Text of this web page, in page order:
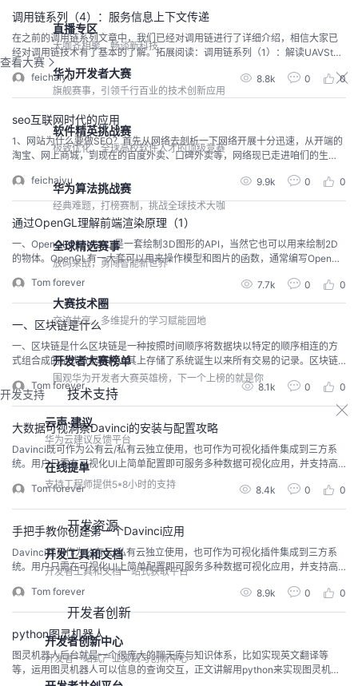
直播专区
大咖齐相聚，畅谈新科技
查看大赛
华为开发者大赛
旗舰赛事，引领千行百业的技术创新应用
软件精英挑战赛
极致优化，全球高校软件人才的顶级竞赛
华为算法挑战赛
经典难题，打榜赛制，挑战全球技术大咖
全球精选赛事
放码来战，勇闯智能新世界
大赛技术圈
交流共享、多维提升的学习赋能园地
开发者大赛榜单
围观华为开发者大赛英雄榜，下一个上榜的就是你
开发支持 技术支持
云声·建议
华为云建议反馈平台
在线提单
支持工程师提供5*8小时的支持
开发资源
开发工具和文档
开发者工具和文档一站式获取平台
开发者创新
开发者创新中心
开发者一站式产业实践与创新中心
调用链系列（4）：服务信息上下文传递
在之前的调用链系列文章中，我们已经对调用链进行了详细介绍，相信大家已
经对调用链技术有了基本的了解。拓展阅读：调用链系列（1）：解读UAVStac
k中的贪吃蛇调用链系列（2）：轻调用链实现调用链系列（3）：如何从零开始
捕获body和header其实，在调用链的绘制过程中，调用链上下文的传递非常值
得关注。各个节点在获取上层上下文后生成新的上下文并向后传递。在传递过
feichaiyu 8.8k 0 0
seo互联网时代的应用
1、网站为什么要做SEO？首先从网络去剖析一下网络开展十分迅速，从开端的
淘宝、网上商城，到现在的百度外卖、口碑外卖等，网络现已走进咱们的生
会经过百度查找来找到自己想要的信息，是网络的首要驱动力。查找引擎十分
公平，这是相对天然排名而言的，不是谁想在前面就在前面，想办法把自己的
网站排名进步，取得天然查找流量，这便是SEO优化。2...
feichaiyu 9.9k 0 0
通过OpenGL理解前端渲染原理（1）
一、OpenGLOpenGL，是一套绘制3D图形的API，当然它也可以用来绘制2D
的物体。OpenGL有一大套可以用来操作模型和图片的函数，通常编写OpenGL
penGL做的旋转的立方体。二、渲染原理2.1 渲染管道在OpenGL中，所有东西
都在一个3D的空间里，而我们的屏幕和窗口都是2D的，所以OpenGL需要将3
Tom forever 7.7k 0 0
一、区块链是什么
一、区块链是什么区块链是一种按照时间顺序将数据块以特定的顺序相连的方
式组合成的链式数据结构，其上存储了系统诞生以来所有交易的记录。区块链
上的数据由全网节点共同维护并共同存储，同时以密码学方式保证区块数据不
可篡改和不可伪造。所以区块链本质是一个分布式共享数据库。区块链让参与
系统中的任意多个节点，通过密码学方法产生相关联数据块（即区块，bloc
k），每个数据块中都包含了一定时间内的系统全部信息交...
Tom forever 8.1k 0 0
大数据可视洞察Davinci的安装与配置攻略
Davinci既可作为公有云/私有云独立使用，也可作为可视化插件集成到三方系
统。用户只需在可视化UI上简单配置即可服务多种数据可视化应用，并支持高
级交互/行业分析/模式探索/社交智能等可视化功能。一、环境准备JDK 1.8（或
更高版本）MySql5.5（或更高版本）Mail ServerPhantomJs（安装请参考：p
hantomjs.org）Redis（可选）二、配置部署1) 初始化目录...
Tom forever 8.4k 0 0
手把手教你创建第一个Davinci应用
Davinci既可作为公有云/私有云独立使用，也可作为可视化插件集成到三方系
统。用户只需在可视化UI上简单配置即可服务多种数据可视化应用，并支持高
安装与配置攻略我们先来实现第一个应用。如果某一步不会操作，别担心，你
可以到后面的章节中找对应的介绍。一、注册Davinci 0.3 需要用户自己注册系
Tom forever 8.9k 0 0
python图灵机器人
图灵机器人后台就是一个很庞大的聊天库与知识体系，比如实现英文翻译等
等，运用图灵机器人可以信息的查询交互，正文讲解用python来实现图灵机器